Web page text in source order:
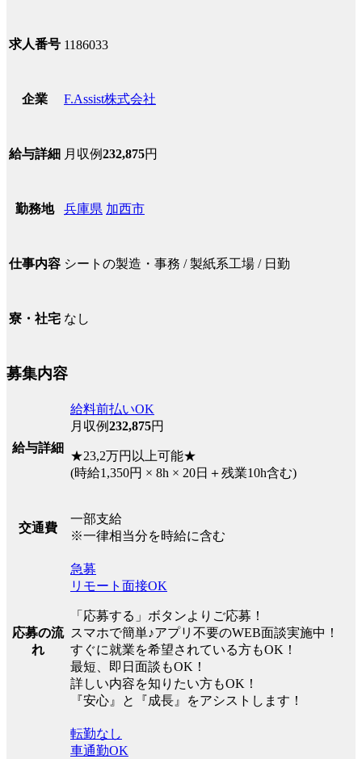
求人番号 1186033
企業 F.Assist株式会社
給与詳細 月収例232,875円
勤務地 兵庫県 加西市
仕事内容 シートの製造・事務 / 製紙系工場 / 日勤
寮・社宅 なし
募集内容
給与詳細
給料前払いOK
月収例232,875円
★23,2万円以上可能★
(時給1,350円 × 8h × 20日＋残業10h含む)
交通費
一部支給
※一律相当分を時給に含む
応募の流
れ
急募
リモート面接OK
「応募する」ボタンよりご応募！
スマホで簡単♪アプリ不要のWEB面談実施中！
すぐに就業を希望されている方もOK！
最短、即日面談もOK！
詳しい内容を知りたい方もOK！
『安心』と『成長』をアシストします！
転勤なし
車通勤OK